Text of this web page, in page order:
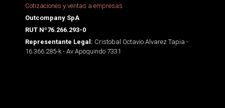
Cotizaciones y ventas a empresas
Outcompany SpA
RUT Nº76.266.293-0
Representante Legal: Cristobal Octavio Alvarez Tapia -
16.366.285-k - Av Apoquindo 7331